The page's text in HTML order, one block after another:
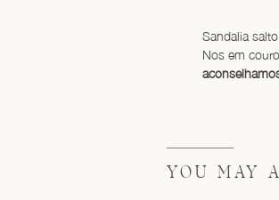
Sandalia
Nos em
YOU MAY